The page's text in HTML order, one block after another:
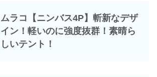
ムラコ【ニンバス4P】斬新なデザ
イン！軽いのに強度抜群！素晴ら
しいテント！